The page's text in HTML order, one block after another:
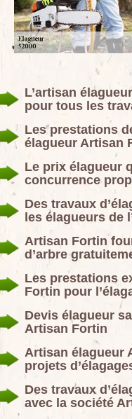
L’artisan
pour tous les
Les prestations
élagueur Artisan
Le prix élagueur
concurrence
Des travaux
les élagueurs de
Artisan Fortin
d’arbre
Les prestations
Fortin pour
Devis élagueur
Artisan Fortin
Artisan élagueur
projets
Des travaux
avec la société